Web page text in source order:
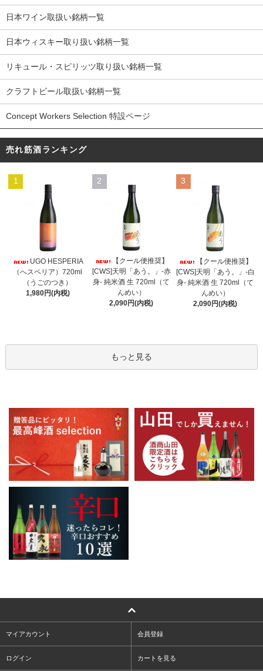
日本ワイン取扱い銘柄一覧
日本ウィスキー取り扱い銘柄一覧
リキュール・スピリッツ取り扱い銘柄一覧
クラフトビール取扱い銘柄一覧
Concept Workers Selection 特設ページ
売れ筋酒ランキング
1
UGO HESPERIA
（へスペリア）720ml
（うごのつき）
1,980円(内税)
2
【クール便推奨】
[CWS]天明「あう。」-赤
身- 純米酒 生 720ml（て
んめい）
2,090円(内税)
3
【クール便推奨】
[CWS]天明「あう。」-白
身- 純米酒 生 720ml（て
んめい）
2,090円(内税)
もっと見る
マイアカウント 会員登録
ログイン カートを見る